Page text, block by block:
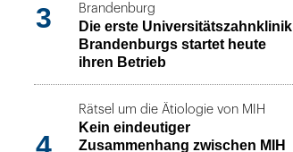
3
Brandenburg
Die erste Universitätszahnklinik
Brandenburgs startet heute
ihren Betrieb
4
Rätsel um die Ätiologie von MIH
Kein eindeutiger
Zusammenhang zwischen MIH